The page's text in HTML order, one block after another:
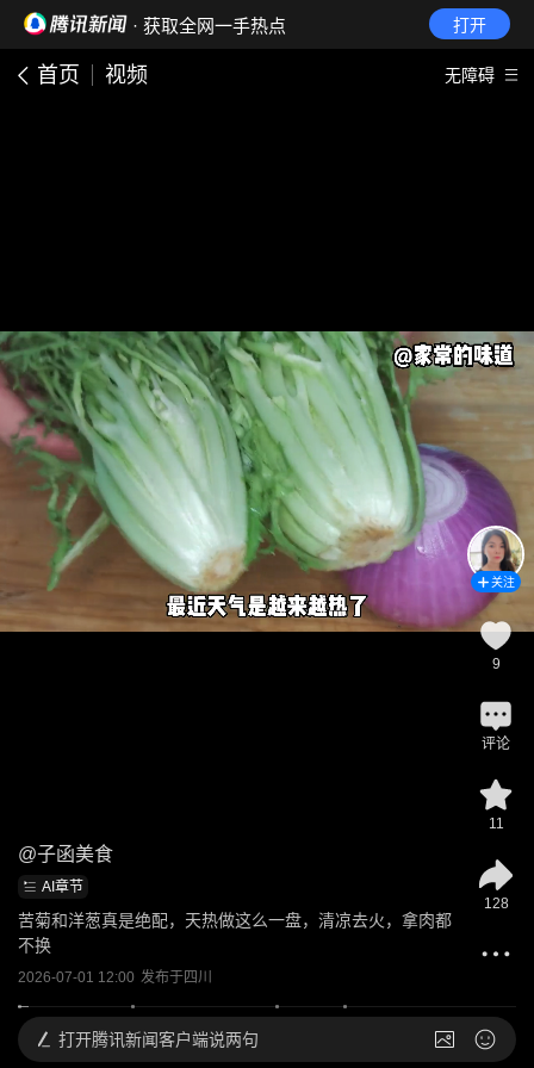
· 获取全网一手热点 打开
首页 视频 无障碍
@子函美食
AI章节
苦菊和洋葱真是绝配，天热做这么一盘，清凉去火，拿肉都
不换
2026-07-01 12:00 发布于四川
关注
9
评论
11
128
打开腾讯新闻客户端说两句